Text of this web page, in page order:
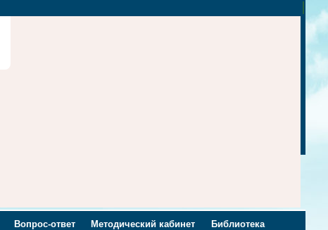
Вопрос-ответ Методический кабинет Библиотека